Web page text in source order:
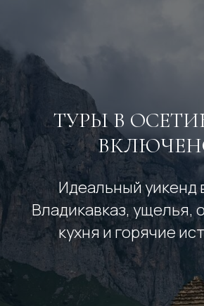
ТУРЫ В
Идеальный уикенд
Владикавказ, ущелья,
кухня и горячие